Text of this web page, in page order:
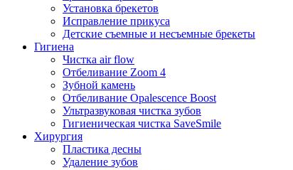
Установка брекетов
Исправление прикуса
Детские съемные и несъемные брекеты
Гигиена
Чистка air flow
Отбеливание Zoom 4
Зубной камень
Отбеливание Opalescence Boost
Ультразвуковая чистка зубов
Гигиеническая чистка SaveSmile
Хирургия
Пластика десны
Удаление зубов